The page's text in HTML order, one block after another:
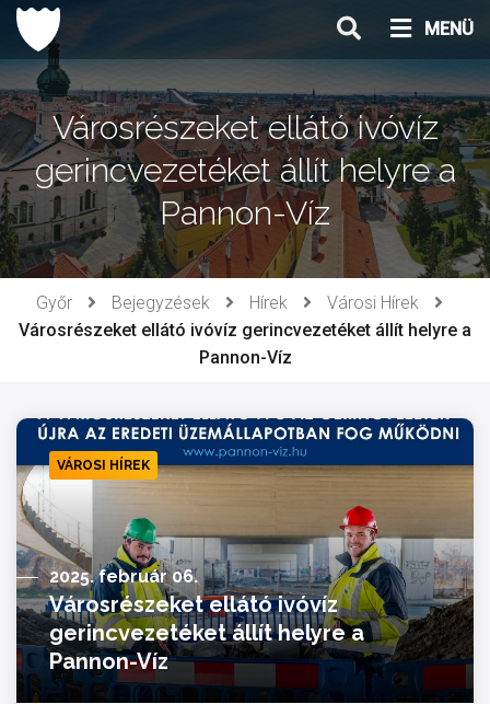
Ugrás
tartalomhoz
MENÜ
Városrészeket ellátó ivóvíz
gerincvezetéket állít helyre a
Pannon-Víz
Győr Bejegyzések Hírek
Városi Hírek
Városrészeket ellátó ivóvíz gerincvezetéket állít helyre a
Pannon-Víz
VÁROSI HÍREK
2025. február 06.
Városrészeket ellátó ivóvíz
gerincvezetéket állít helyre a
Pannon-Víz